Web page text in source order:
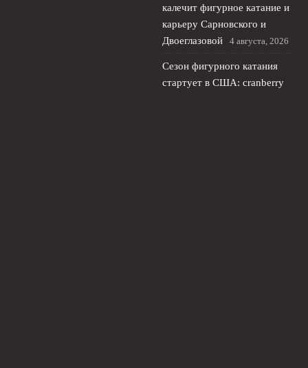
калечит фигурное катание и
карьеру Сарновского и
Двоеглазовой
4 августа, 2026
Сезон фигурного катания
стартует в США: cranberry